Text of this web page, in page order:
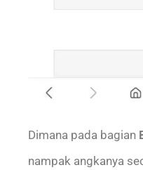
Dimana pada bagian
nampak angkanya